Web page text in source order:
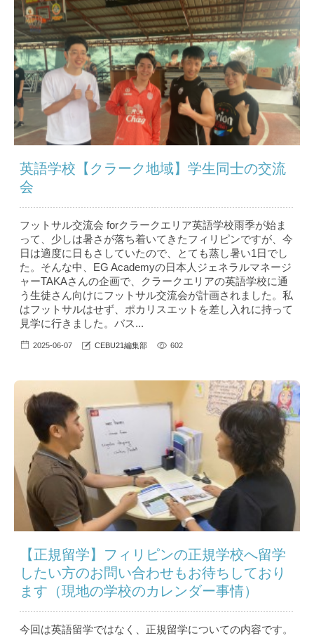
英語学校【クラーク地域】学生同士の交流
会
フットサル交流会 forクラークエリア英語学校雨季が始ま
って、少しは暑さが落ち着いてきたフィリピンですが、今
日は適度に日もさしていたので、とても蒸し暑い1日でし
た。そんな中、EG Academyの日本人ジェネラルマネージ
ャーTAKAさんの企画で、クラークエリアの英語学校に通
う生徒さん向けにフットサル交流会が計画されました。私
はフットサルはせず、ポカリスエットを差し入れに持って
見学に行きました。バス...
2025-06-07 CEBU21編集部 602
【正規留学】フィリピンの正規学校へ留学
したい方のお問い合わせもお待ちしており
ます（現地の学校のカレンダー事情）
今回は英語留学ではなく、正規留学についての内容です。